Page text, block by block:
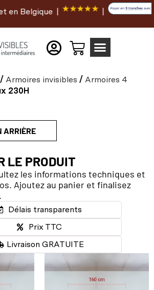
| |
/ Armoires invisibles / Armoires 4
230H
ARRIÈRE
LE PRODUIT
les informations techniques et
Ajoutez au panier et finalisez
Délais transparents
Prix TTC
Livraison GRATUITE